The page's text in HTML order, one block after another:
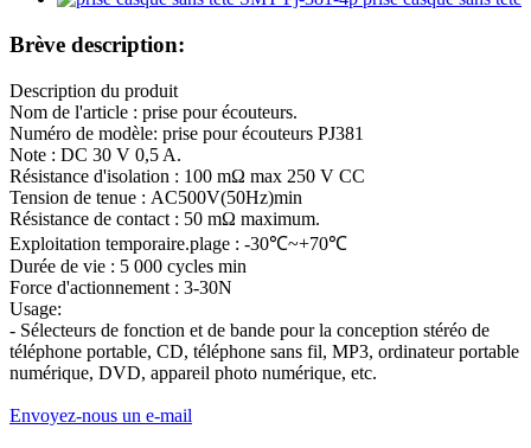
Brève description:
Description du produit
Nom de l'article : prise pour écouteurs.
Numéro de modèle: prise pour écouteurs PJ381
Note : DC 30 V 0,5 A.
Résistance d'isolation : 100 mΩ max 250 V CC
Tension de tenue : AC500V(50Hz)min
Résistance de contact : 50 mΩ maximum.
Exploitation temporaire.plage : -30℃~+70℃
Durée de vie : 5 000 cycles min
Force d'actionnement : 3-30N
Usage:
- Sélecteurs de fonction et de bande pour la conception stéréo de
téléphone portable, CD, téléphone sans fil, MP3, ordinateur portable
numérique, DVD, appareil photo numérique, etc.
Envoyez-nous un e-mail